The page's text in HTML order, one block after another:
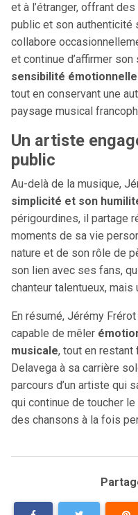
et à l’étranger, offrant
public et son authenticité
collabore
et continue d’affirmer
sensibilité
tout en conservant une
paysage musical
Un artiste
public
Au-delà de la musique,
simplicité et son
périgourdines, il partage
moments de sa vie
nature et de son rôle de
son lien avec ses fans,
chanteur talentueux,
En résumé, Jérémy
capable de mêler
musicale, tout en restant
Delavega à sa carrière
parcours d’un artiste qui
qui continue de toucher
des chansons à la fois